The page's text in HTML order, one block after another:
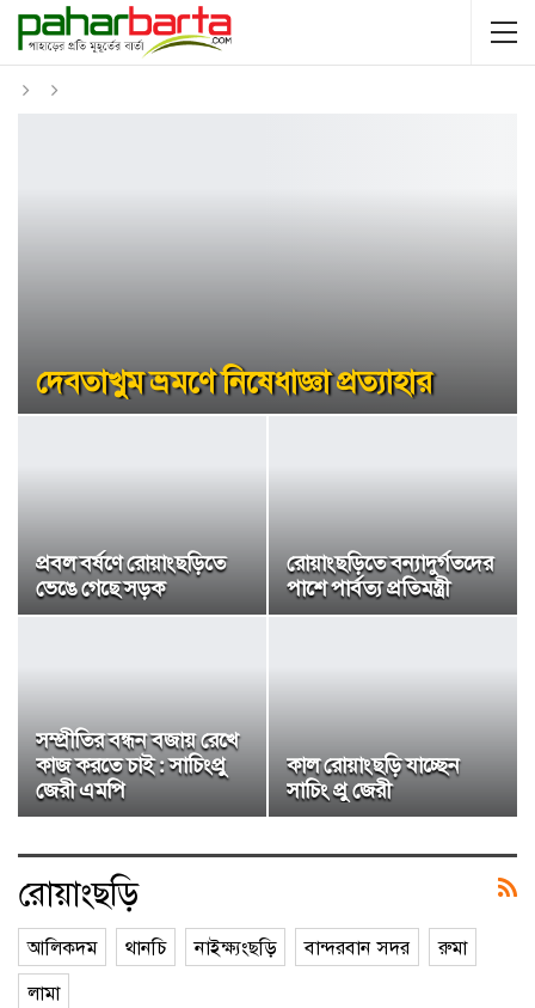
দেবতাখুম ভ্রমণে নিষেধাজ্ঞা প্রত্যাহার
প্রবল বর্ষণে রোয়াংছড়িতে
ভেঙে গেছে সড়ক
রোয়াংছড়িতে বন্যাদুর্গতদের
পাশে পার্বত্য প্রতিমন্ত্রী
সম্প্রীতির বন্ধন বজায় রেখে
কাজ করতে চাই : সাচিংপ্রু
জেরী এমপি
কাল রোয়াংছড়ি যাচ্ছেন
সাচিং প্রু জেরী
রোয়াংছড়ি
আলিকদম থানচি নাইক্ষ্যংছড়ি বান্দরবান সদর
রুমা
লামা